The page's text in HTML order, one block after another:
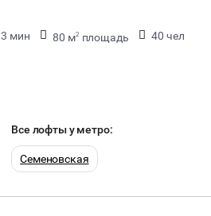
3 мин 80 м2 площадь
40 чел
Все лофты у метро:
Семеновская